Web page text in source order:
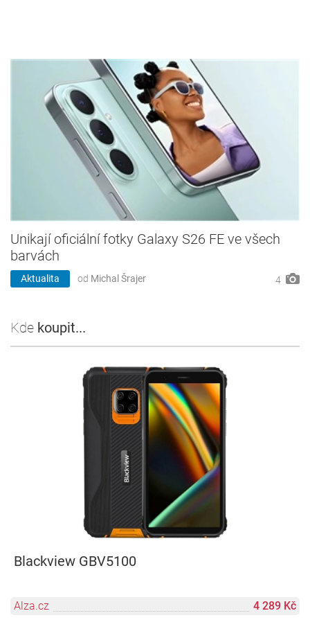
Unikají oficiální fotky Galaxy S26 FE ve všech
barvách
Aktualita od Michal Šrajer 4
Kde koupit...
Blackview GBV5100
Alza.cz 4 289 Kč